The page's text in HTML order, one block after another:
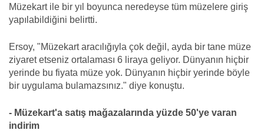
Müzekart ile bir yıl boyunca neredeyse tüm müzelere giriş
yapılabildiğini belirtti.
Ersoy, "Müzekart aracılığıyla çok değil, ayda bir tane müze
ziyaret etseniz ortalaması 6 liraya geliyor. Dünyanın hiçbir
yerinde bu fiyata müze yok. Dünyanın hiçbir yerinde böyle
bir uygulama bulamazsınız." diye konuştu.
- Müzekart'a satış mağazalarında yüzde 50'ye varan
indirim